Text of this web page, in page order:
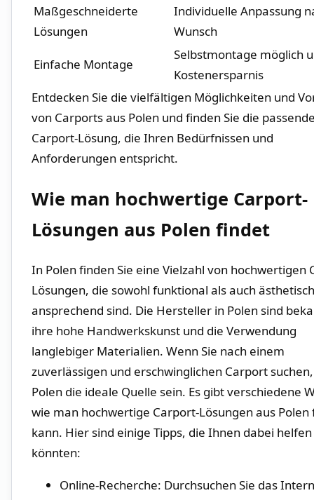
Maßgeschneiderte
Lösungen
Individuelle Anpassung
Wunsch
Einfache Montage
Selbstmontage möglich
Kostenersparnis
Entdecken Sie ​die vielfältigen Möglichkeiten und‌
von Carports aus ⁤Polen und finden Sie die
Carport-Lösung, die⁣ Ihren ⁢Bedürfnissen und
Anforderungen entspricht.
Wie man hochwertige‍ Carport-
Lösungen aus Polen⁢ findet
In Polen finden Sie eine Vielzahl von hochwertigen
Lösungen, die sowohl funktional als auch​ ästhetisch
ansprechend sind. Die Hersteller in ​Polen sind
ihre hohe ⁤Handwerkskunst und die Verwendung
langlebiger Materialien. Wenn Sie‌ nach ‌einem
zuverlässigen und erschwinglichen Carport
Polen die ideale ‌Quelle sein. Es gibt verschiedene
wie man hochwertige Carport-Lösungen aus Polen
kann. Hier ‍sind ​einige ⁣Tipps, die‌ Ihnen dabei helfen
könnten:
Online-Recherche: Durchsuchen Sie das